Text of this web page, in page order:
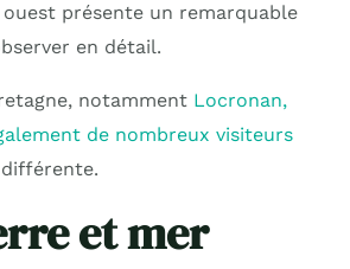
présente un remarquable
en détail.
notamment Locronan,
de nombreux visiteurs
et mer